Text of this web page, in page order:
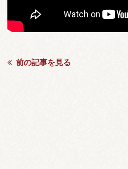
前の記事を見る